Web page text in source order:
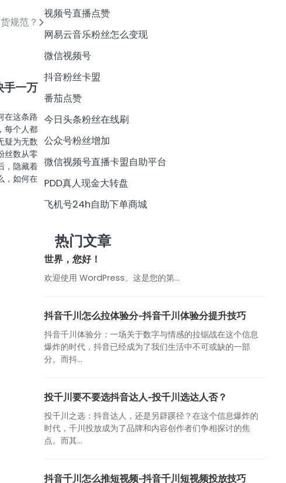
规范？
手一万
在这条路
每个人都
疑为无数
丝数从零
，隐藏着
，如何在
视频号直播点赞
网易云音乐粉丝怎么变现
微信视频号
抖音粉丝卡盟
番茄点赞
今日头条粉丝在线刷
公众号粉丝增加
微信视频号直播卡盟自助平台
PDD真人现金大转盘
飞机号24h自助下单商城
热门文章
世界，您好！
欢迎使用 WordPress。这是您的第…
抖音千川怎么拉体验分-抖音千川体验分提升技巧
抖音千川体验分：一场关于数字与情感的拉锯战在这个信息
爆炸的时代，抖音已经成为了我们生活中不可或缺的一部
分。而抖...
投千川要不要选抖音达人-投千川选达人否？
投千川之选：抖音达人，还是另辟蹊径？在这个信息爆炸的
时代，千川投放成为了品牌和内容创作者们争相探讨的焦
点。而其...
抖音千川怎么推短视频-抖音千川短视频投放技巧